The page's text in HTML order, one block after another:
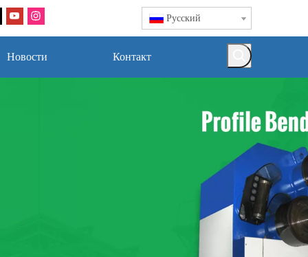
Pусский
Новости Контакт